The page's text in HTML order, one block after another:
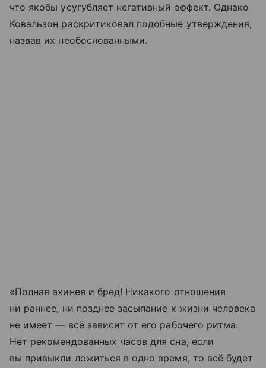
что якобы усугубляет негативный эффект. Однако
Ковальзон раскритиковал подобные утверждения,
назвав их необоснованными.
«Полная ахинея и бред! Никакого отношения
ни раннее, ни позднее засыпание к жизни человека
не имеет — всё зависит от его рабочего ритма.
Нет рекомендованных часов для сна, если
вы привыкли ложиться в одно время, то всё будет